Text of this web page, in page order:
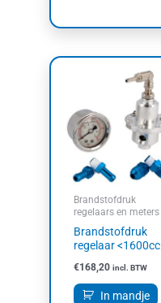
Brandstofdruk
regelaars en meters
Brandstofdruk
regelaar <1600cc
€168,20 incl. BTW
In mandje